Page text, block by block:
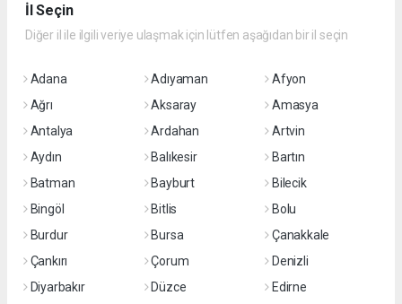
İl Seçin
Diğer il ile ilgili veriye ulaşmak için lütfen aşağıdan bir il seçin
Adana Adıyaman
Afyon
Ağrı
Aksaray
Amasya
Antalya
Ardahan
Artvin
Aydın
Balıkesir
Bartın
Batman
Bayburt
Bilecik
Bingöl
Bitlis
Bolu
Burdur
Bursa
Çanakkale
Çankırı
Çorum
Denizli
Diyarbakır
Düzce
Edirne